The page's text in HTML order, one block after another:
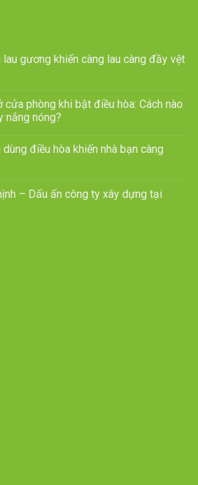
gương khiến càng lau càng đầy vệt
cửa phòng khi bật điều hòa: Cách nào
nắng nóng?
điều hòa khiến nhà bạn càng
– Dấu ấn công ty xây dựng tại